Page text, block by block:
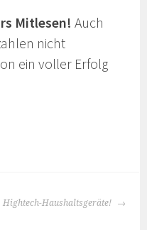
Mitlesen!Auch
nicht
ein voller Erfolg
Hightech-Haushaltsgeräte!